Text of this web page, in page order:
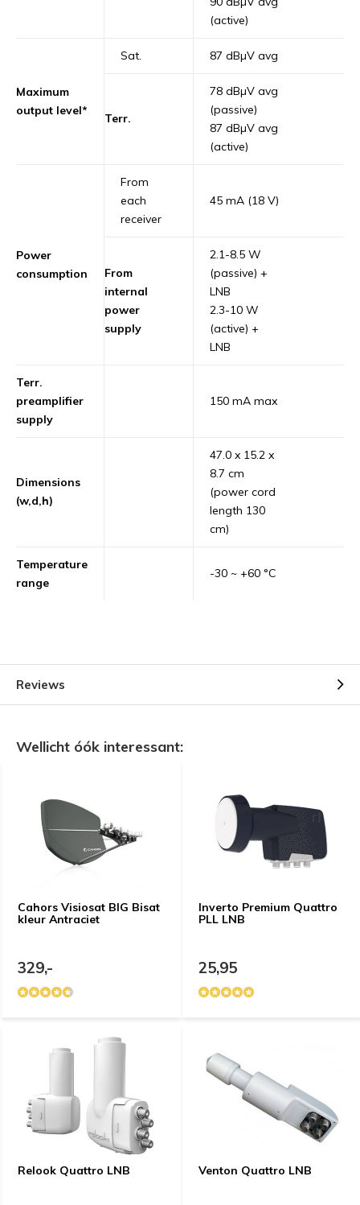
(active)
Maximum
output level*
Sat. 87 dBµV avg
Terr.
78 dBµV avg
(passive)
87 dBµV avg
(active)
Power
consumption
From
each
receiver
45 mA (18 V)
From
internal
power
supply
2.1-8.5 W
(passive) +
LNB
2.3-10 W
(active) +
LNB
Terr.
preamplifier
supply
150 mA max
Dimensions
(w,d,h)
47.0 x 15.2 x
8.7 cm
(power cord
length 130
cm)
Temperature
range
-30 ~ +60 °C
Reviews
Wellicht óók interessant:
Cahors Visiosat BIG Bisat
kleur Antraciet
329,-
Inverto Premium Quattro
PLL LNB
25,95
Relook Quattro LNB Venton Quattro LNB